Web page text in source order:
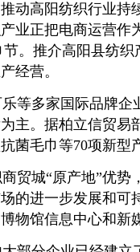
动高阳纺织行业持
业正把电商运营作
节。推介高阳县纺
经营。
等多家国际品牌企
主。据柏立信贸
菌毛巾等70项新型
贸城“原产地”优势
的进一步发展和
物馆信息中心和新